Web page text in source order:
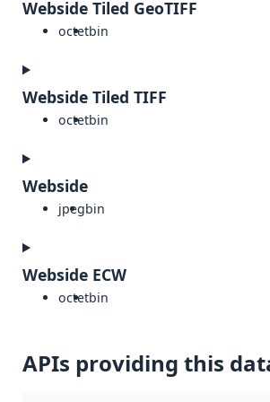
Webside Tiled GeoTIFF
octetbin
Webside Tiled TIFF
octetbin
Webside
jpegbin
Webside ECW
octetbin
APIs providing this